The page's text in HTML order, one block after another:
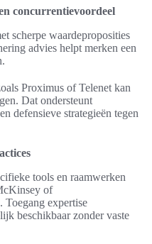
concurrentievoordeel
scherpe waardeproposities
advies helpt merken een
Proximus of Telenet kan
Dat ondersteunt
defensieve strategieën tegen
tools en raamwerken
of
Toegang expertise
beschikbaar zonder vaste